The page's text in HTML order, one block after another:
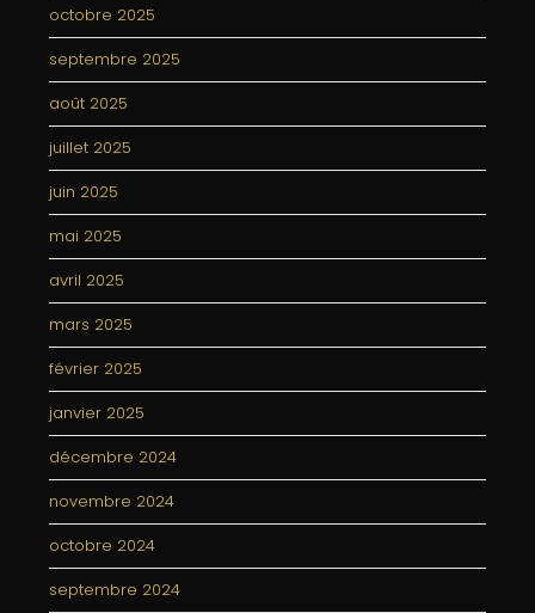
octobre 2025
septembre 2025
août 2025
juillet 2025
juin 2025
mai 2025
avril 2025
mars 2025
février 2025
janvier 2025
décembre 2024
novembre 2024
octobre 2024
septembre 2024